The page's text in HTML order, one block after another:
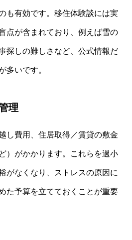
も有効です。移住体験談には実
点が含まれており、例えば雪の
探しの難しさなど、公式情報だ
多いです。
理
し費用、住居取得／賃貸の敷金
）がかかります。これらを過小
がなくなり、ストレスの原因に
た予算を立てておくことが重要